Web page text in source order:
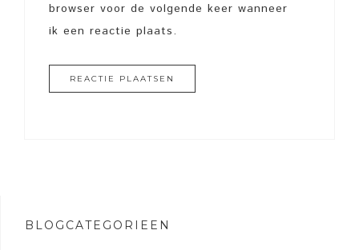
browser voor de volgende keer wanneer
ik een reactie plaats.
BLOGCATEGORIEËN